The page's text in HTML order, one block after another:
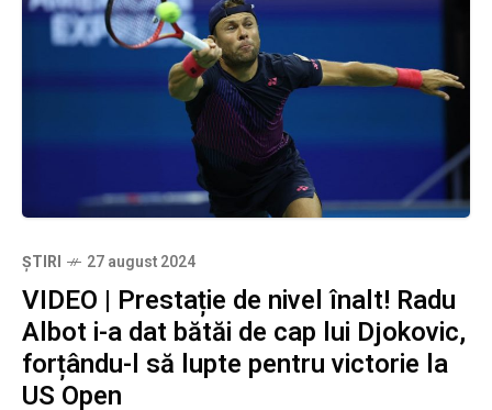
ȘTIRI 27 august 2024
VIDEO | Prestație de nivel înalt! Radu
Albot i-a dat bătăi de cap lui Djokovic,
forțându-l să lupte pentru victorie la
US Open